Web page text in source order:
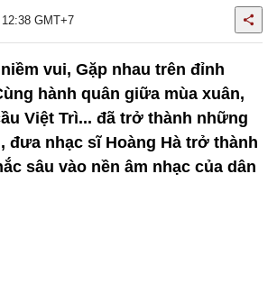
GMT+7
vui, Gặp nhau trên đỉnh
hành quân giữa mùa xuân,
Việt Trì... đã trở thành những
đưa nhạc sĩ Hoàng Hà trở thành
sâu vào nền âm nhạc của dân